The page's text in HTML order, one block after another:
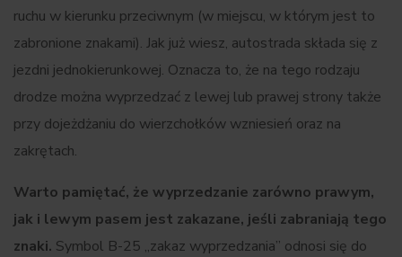
ruchu w kierunku przeciwnym (w miejscu, w którym jest to
zabronione znakami). Jak już wiesz, autostrada składa się z
jezdni jednokierunkowej. Oznacza to, że na tego rodzaju
drodze można wyprzedzać z lewej lub prawej strony także
przy dojeżdżaniu do wierzchołków wzniesień oraz na
zakrętach.
Warto pamiętać, że wyprzedzanie zarówno prawym,
jak i lewym pasem jest zakazane, jeśli zabraniają tego
znaki. Symbol B-25 „zakaz wyprzedzania” odnosi się do